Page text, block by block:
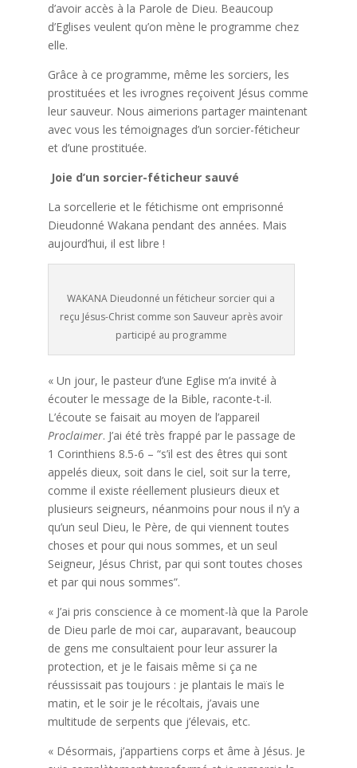
d’avoir accès à la Parole de Dieu. Beaucoup
d’Eglises veulent qu’on mène le programme chez
elle.
Grâce à ce programme, même les sorciers, les
prostituées et les ivrognes reçoivent Jésus comme
leur sauveur. Nous aimerions partager maintenant
avec vous les témoignages d’un sorcier-féticheur
et d’une prostituée.
Joie d’un sorcier-féticheur sauvé
La sorcellerie et le fétichisme ont emprisonné
Dieudonné Wakana pendant des années. Mais
aujourd’hui, il est libre !
WAKANA Dieudonné un féticheur sorcier qui a
reçu Jésus-Christ comme son Sauveur après avoir
participé au programme
« Un jour, le pasteur d’une Eglise m’a invité à
écouter le message de la Bible, raconte-t-il.
L’écoute se faisait au moyen de l’appareil
Proclaimer. J’ai été très frappé par le passage de
1 Corinthiens 8.5-6 – “s’il est des êtres qui sont
appelés dieux, soit dans le ciel, soit sur la terre,
comme il existe réellement plusieurs dieux et
plusieurs seigneurs, néanmoins pour nous il n’y a
qu’un seul Dieu, le Père, de qui viennent toutes
choses et pour qui nous sommes, et un seul
Seigneur, Jésus Christ, par qui sont toutes choses
et par qui nous sommes”.
« J’ai pris conscience à ce moment-là que la Parole
de Dieu parle de moi car, auparavant, beaucoup
de gens me consultaient pour leur assurer la
protection, et je le faisais même si ça ne
réussissait pas toujours : je plantais le maïs le
matin, et le soir je le récoltais, j’avais une
multitude de serpents que j’élevais, etc.
« Désormais, j’appartiens corps et âme à Jésus. Je